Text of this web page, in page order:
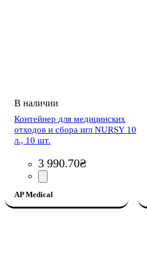
Контейнер для медицинских
отходов и сбора игл NURSY 10
л., 10 шт.
3 990.70₴
AP Medical